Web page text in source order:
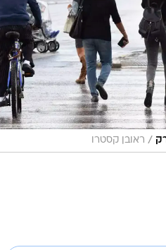
/ ראובן קסטרו